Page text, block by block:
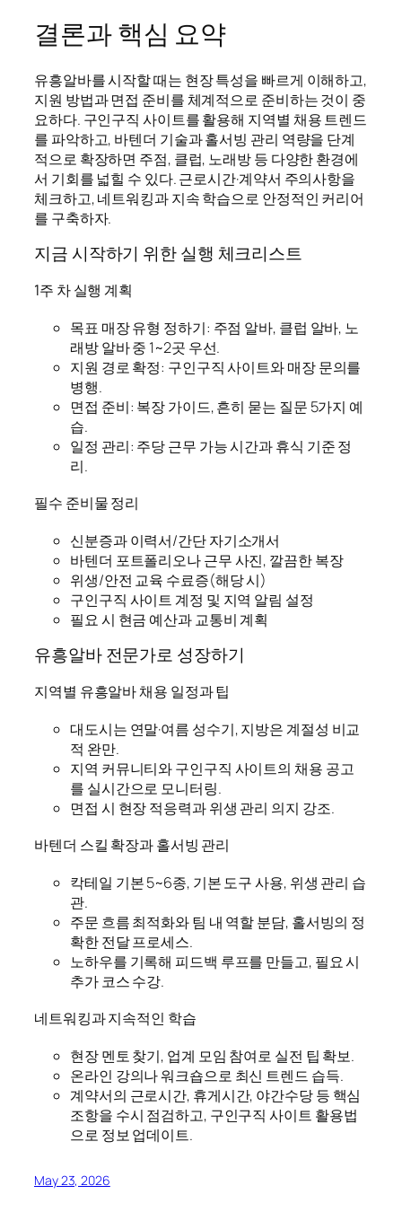
결론과 핵심 요약
유흥알바를 시작할 때는 현장 특성을 빠르게 이해하고,
지원 방법과 면접 준비를 체계적으로 준비하는 것이 중
요하다. 구인구직 사이트를 활용해 지역별 채용 트렌드
를 파악하고, 바텐더 기술과 홀서빙 관리 역량을 단계
적으로 확장하면 주점, 클럽, 노래방 등 다양한 환경에
서 기회를 넓힐 수 있다. 근로시간·계약서 주의사항을
체크하고, 네트워킹과 지속 학습으로 안정적인 커리어
를 구축하자.
지금 시작하기 위한 실행 체크리스트
1주 차 실행 계획
목표 매장 유형 정하기: 주점 알바, 클럽 알바, 노
래방 알바 중 1~2곳 우선.
지원 경로 확정: 구인구직 사이트와 매장 문의를
병행.
면접 준비: 복장 가이드, 흔히 묻는 질문 5가지 예
습.
일정 관리: 주당 근무 가능 시간과 휴식 기준 정
리.
필수 준비물 정리
신분증과 이력서/간단 자기소개서
바텐더 포트폴리오나 근무 사진, 깔끔한 복장
위생/안전 교육 수료증(해당 시)
구인구직 사이트 계정 및 지역 알림 설정
필요 시 현금 예산과 교통비 계획
유흥알바 전문가로 성장하기
지역별 유흥알바 채용 일정과 팁
대도시는 연말·여름 성수기, 지방은 계절성 비교
적 완만.
지역 커뮤니티와 구인구직 사이트의 채용 공고
를 실시간으로 모니터링.
면접 시 현장 적응력과 위생 관리 의지 강조.
바텐더 스킬 확장과 홀서빙 관리
칵테일 기본 5~6종, 기본 도구 사용, 위생 관리 습
관.
주문 흐름 최적화와 팀 내 역할 분담, 홀서빙의 정
확한 전달 프로세스.
노하우를 기록해 피드백 루프를 만들고, 필요 시
추가 코스 수강.
네트워킹과 지속적인 학습
현장 멘토 찾기, 업계 모임 참여로 실전 팁 확보.
온라인 강의나 워크숍으로 최신 트렌드 습득.
계약서의 근로시간, 휴게시간, 야간수당 등 핵심
조항을 수시 점검하고, 구인구직 사이트 활용법
으로 정보 업데이트.
May 23, 2026